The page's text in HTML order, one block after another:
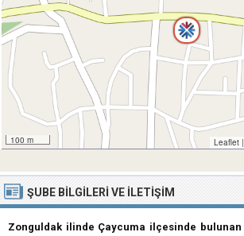
100 m Leaflet |
ŞUBE BILGILERI VE İLETIŞIM
Zonguldak ilinde Çaycuma ilçesinde bulunan